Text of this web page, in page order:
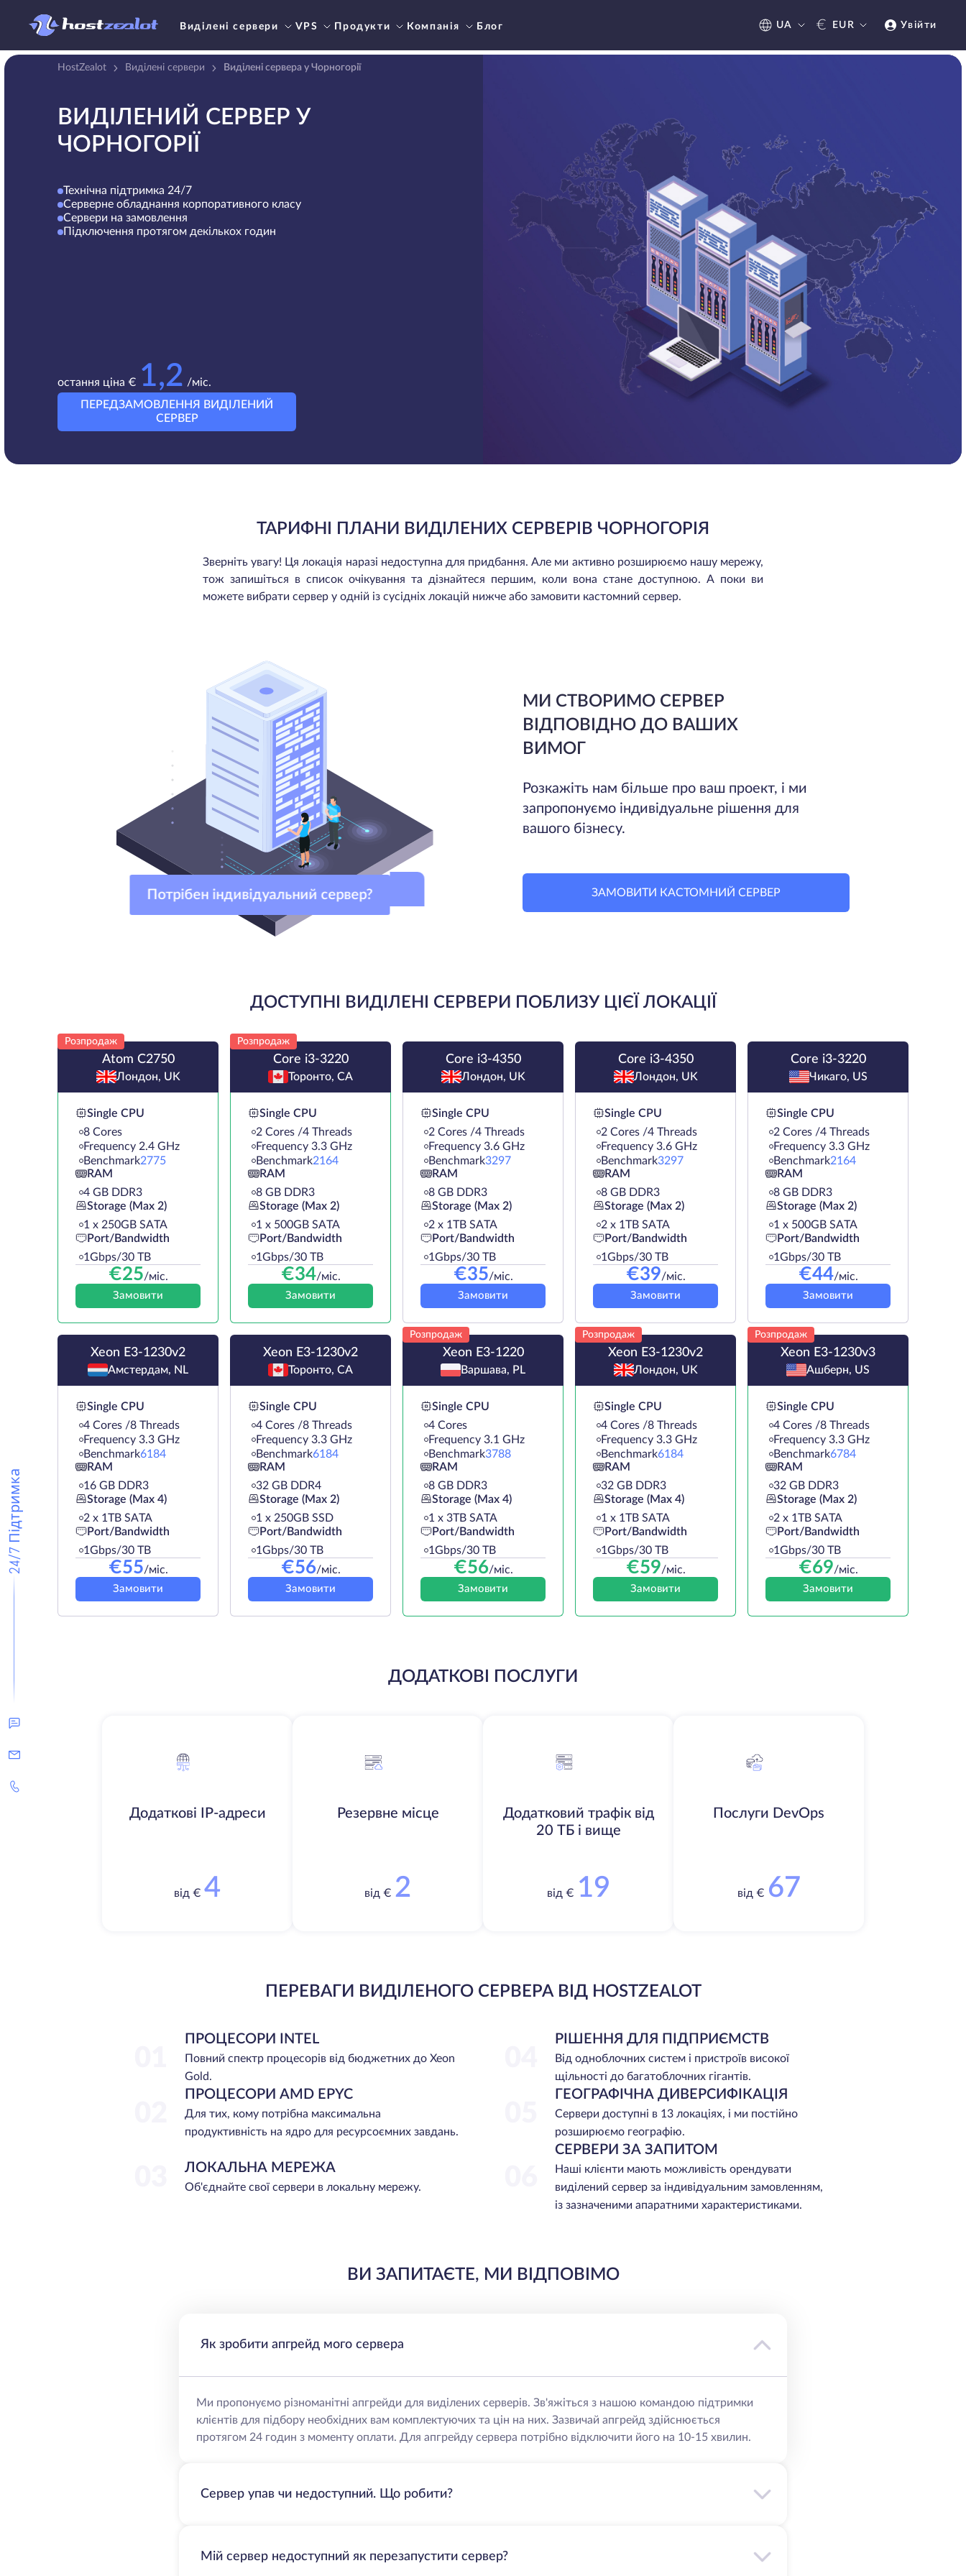
Виділені сервери VPS Продукти Компанія Блог UA € EUR Увійти
24/7 Підтримка
HostZealot Виділені сервери Виділені сервера у Чорногорії
ВИДІЛЕНИЙ СЕРВЕР У
ЧОРНОГОРІЇ
Технічна підтримка 24/7
Серверне обладнання корпоративного класу
Сервери на замовлення
Підключення протягом декількох годин
остання ціна € 1,2 /міс.
ПЕРЕДЗАМОВЛЕННЯ ВИДІЛЕНИЙ
СЕРВЕР
ТАРИФНІ ПЛАНИ ВИДІЛЕНИХ СЕРВЕРІВ ЧОРНОГОРІЯ
Зверніть увагу! Ця локація наразі недоступна для придбання. Але ми активно розширюємо нашу мережу,
тож запишіться в список очікування та дізнайтеся першим, коли вона стане доступною. А поки ви
можете вибрати сервер у одній із сусідніх локацій нижче або замовити кастомний сервер.
Потрібен індивідуальний сервер?
МИ СТВОРИМО СЕРВЕР
ВІДПОВІДНО ДО ВАШИХ
ВИМОГ
Розкажіть нам більше про ваш проект, і ми
запропонуємо індивідуальне рішення для
вашого бізнесу.
ЗАМОВИТИ КАСТОМНИЙ СЕРВЕР
ДОСТУПНІ ВИДІЛЕНІ СЕРВЕРИ ПОБЛИЗУ ЦІЄЇ ЛОКАЦІЇ
Розпродаж
Atom C2750
Лондон, UK
Single CPU
8 Cores
Frequency 2.4 GHz
Benchmark2775
RAM
4 GB DDR3
Storage (Max 2)
1 х 250GB SATA
Port/Bandwidth
1Gbps/30 TB
€25/міс.
Замовити
Розпродаж
Core i3-3220
Торонто, CA
Single CPU
2 Cores /4 Threads
Frequency 3.3 GHz
Benchmark2164
RAM
8 GB DDR3
Storage (Max 2)
1 х 500GB SATA
Port/Bandwidth
1Gbps/30 TB
€34/міс.
Замовити
Core i3-4350
Лондон, UK
Single CPU
2 Cores /4 Threads
Frequency 3.6 GHz
Benchmark3297
RAM
8 GB DDR3
Storage (Max 2)
2 х 1TB SATA
Port/Bandwidth
1Gbps/30 TB
€35/міс.
Замовити
Core i3-4350
Лондон, UK
Single CPU
2 Cores /4 Threads
Frequency 3.6 GHz
Benchmark3297
RAM
8 GB DDR3
Storage (Max 2)
2 х 1TB SATA
Port/Bandwidth
1Gbps/30 TB
€39/міс.
Замовити
Core i3-3220
Чикаго, US
Single CPU
2 Cores /4 Threads
Frequency 3.3 GHz
Benchmark2164
RAM
8 GB DDR3
Storage (Max 2)
1 х 500GB SATA
Port/Bandwidth
1Gbps/30 TB
€44/міс.
Замовити
Xeon E3-1230v2
Амстердам, NL
Single CPU
4 Cores /8 Threads
Frequency 3.3 GHz
Benchmark6184
RAM
16 GB DDR3
Storage (Max 4)
2 х 1TB SATA
Port/Bandwidth
1Gbps/30 TB
€55/міс.
Замовити
Xeon E3-1230v2
Торонто, CA
Single CPU
4 Cores /8 Threads
Frequency 3.3 GHz
Benchmark6184
RAM
32 GB DDR4
Storage (Max 2)
1 х 250GB SSD
Port/Bandwidth
1Gbps/30 TB
€56/міс.
Замовити
Розпродаж
Xeon E3-1220
Варшава, PL
Single CPU
4 Cores
Frequency 3.1 GHz
Benchmark3788
RAM
8 GB DDR3
Storage (Max 4)
1 х 3TB SATA
Port/Bandwidth
1Gbps/30 TB
€56/міс.
Замовити
Розпродаж
Xeon E3-1230v2
Лондон, UK
Single CPU
4 Cores /8 Threads
Frequency 3.3 GHz
Benchmark6184
RAM
32 GB DDR3
Storage (Max 4)
1 х 1TB SATA
Port/Bandwidth
1Gbps/30 TB
€59/міс.
Замовити
Розпродаж
Xeon E3-1230v3
Ашберн, US
Single CPU
4 Cores /8 Threads
Frequency 3.3 GHz
Benchmark6784
RAM
32 GB DDR3
Storage (Max 2)
2 х 1TB SATA
Port/Bandwidth
1Gbps/30 TB
€69/міс.
Замовити
ДОДАТКОВІ ПОСЛУГИ
Додаткові IP-адреси
від € 4
Резервне місце
від € 2
Додатковий трафік від
20 ТБ і вище
від € 19
Послуги DevOps
від € 67
ПЕРЕВАГИ ВИДІЛЕНОГО СЕРВЕРА ВІД HOSTZEALOT
ПРОЦЕСОРИ INTEL
Повний спектр процесорів від бюджетних до Xeon
Gold.
РІШЕННЯ ДЛЯ ПІДПРИЄМСТВ
Від одноблочних систем і пристроїв високої
щільності до багатоблочних гігантів.
ПРОЦЕСОРИ AMD EPYC
Для тих, кому потрібна максимальна
продуктивність на ядро для ресурсоємних завдань.
ГЕОГРАФІЧНА ДИВЕРСИФІКАЦІЯ
Сервери доступні в 13 локаціях, і ми постійно
розширюємо географію.
ЛОКАЛЬНА МЕРЕЖА
Об'єднайте свої сервери в локальну мережу.
СЕРВЕРИ ЗА ЗАПИТОМ
Наші клієнти мають можливість орендувати
виділений сервер за індивідуальним замовленням,
із зазначеними апаратними характеристиками.
ВИ ЗАПИТАЄТЕ, МИ ВІДПОВІМО
Як зробити апгрейд мого сервера
Ми пропонуємо різноманітні апгрейди для виділених серверів. Зв'яжіться з нашою командою підтримки
клієнтів для підбору необхідних вам комплектуючих та цін на них. Зазвичай апгрейд здійснюється
протягом 24 годин з моменту оплати. Для апгрейду сервера потрібно відключити його на 10-15 хвилин.
Сервер упав чи недоступний. Що робити?
Мій сервер недоступний як перезапустити сервер?